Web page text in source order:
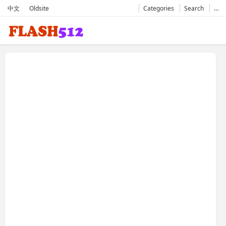
中文 Oldsite Categories Search …